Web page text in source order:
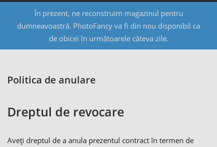
În prezent, ne reconstruim magazinul pentru
dumneavoastră. PhotoFancy va fi din nou disponibil ca
de obicei în următoarele câteva zile.
Politica de anulare
Dreptul de revocare
Aveți dreptul de a anula prezentul contract în termen de